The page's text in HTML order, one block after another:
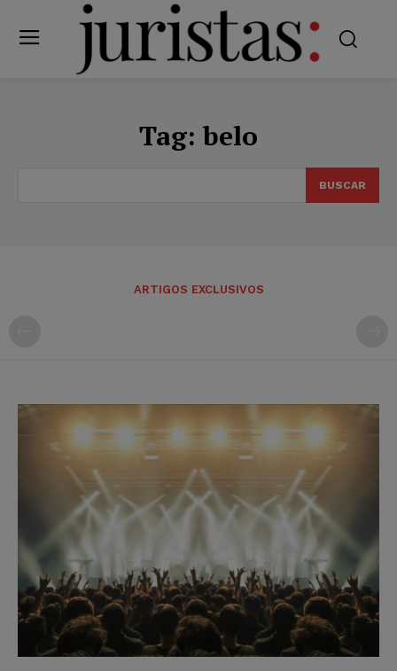
Tag:belo
BUSCAR
ARTIGOS EXCLUSIVOS